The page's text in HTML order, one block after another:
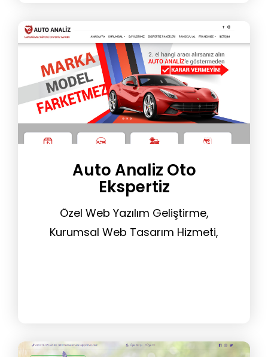
Auto Analiz Oto
Ekspertiz
Özel Web Yazılım Geliştirme,
Kurumsal Web Tasarım Hizmeti,